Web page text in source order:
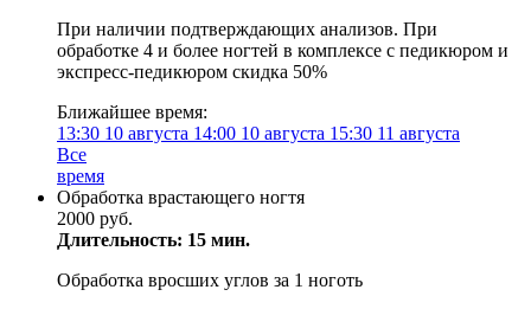
При наличии подтверждающих анализов. При
обработке 4 и более ногтей в комплексе с педикюром и
экспресс-педикюром скидка 50%
Ближайшее время:
13:30 10 августа 14:00 10 августа 15:30 11 августа
Все
время
Обработка врастающего ногтя
2000 руб.
Длительность: 15 мин.
Обработка вросших углов за 1 ноготь